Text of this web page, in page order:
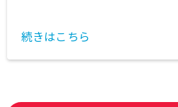
続きはこちら